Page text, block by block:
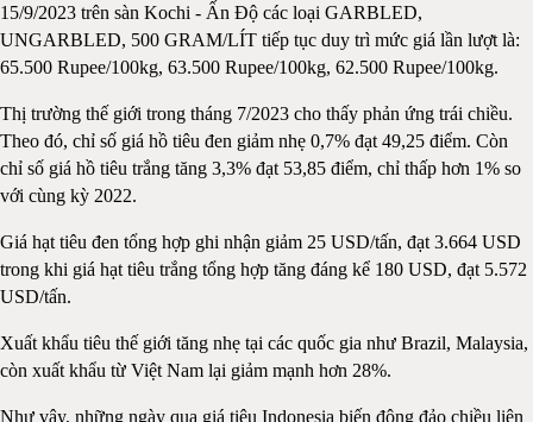
15/9/2023 trên sàn Kochi - Ấn Độ các loại GARBLED,
UNGARBLED, 500 GRAM/LÍT tiếp tục duy trì mức giá lần lượt là:
65.500 Rupee/100kg, 63.500 Rupee/100kg, 62.500 Rupee/100kg.
Thị trường thế giới trong tháng 7/2023 cho thấy phản ứng trái chiều.
Theo đó, chỉ số giá hồ tiêu đen giảm nhẹ 0,7% đạt 49,25 điểm. Còn
chỉ số giá hồ tiêu trắng tăng 3,3% đạt 53,85 điểm, chỉ thấp hơn 1% so
với cùng kỳ 2022.
Giá hạt tiêu đen tổng hợp ghi nhận giảm 25 USD/tấn, đạt 3.664 USD
trong khi giá hạt tiêu trắng tổng hợp tăng đáng kể 180 USD, đạt 5.572
USD/tấn.
Xuất khẩu tiêu thế giới tăng nhẹ tại các quốc gia như Brazil, Malaysia,
còn xuất khẩu từ Việt Nam lại giảm mạnh hơn 28%.
Như vậy, những ngày qua giá tiêu Indonesia biến động đảo chiều liên